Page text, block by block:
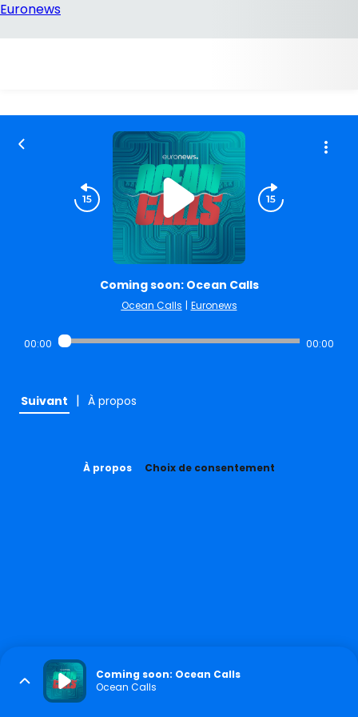
Coming soon: Ocean Calls
Ocean Calls | Euronews
00:00 00:00
Suivant | À propos
À propos Choix de consentement
Coming soon: Ocean Calls
Ocean Calls